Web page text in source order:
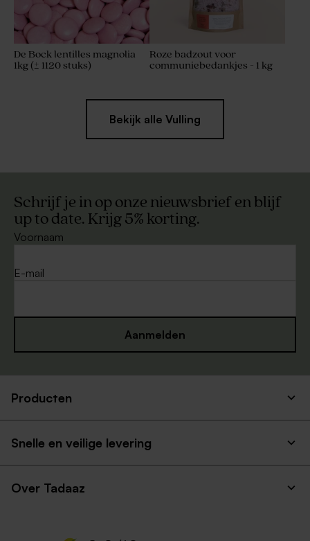
De Bock lentilles magnolia
1kg (± 1120 stuks)
Roze badzout voor
communiebedankjes - 1 kg
Bekijk alle Vulling
Schrijf je in op onze nieuwsbrief en blijf
up to date. Krijg 5% korting.
Voornaam
E-mail
Aanmelden
Producten
Snelle en veilige levering
Over Tadaaz